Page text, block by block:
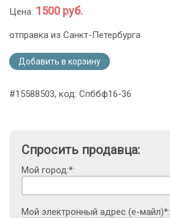
Цена: 1500 руб.
отправка из Санкт-Петербурга
Добавить в корзину
#15588503, код: Спббф16-36
Спросить продавца:
Мой город:*:
Мой электронный адрес (е-майл)*: